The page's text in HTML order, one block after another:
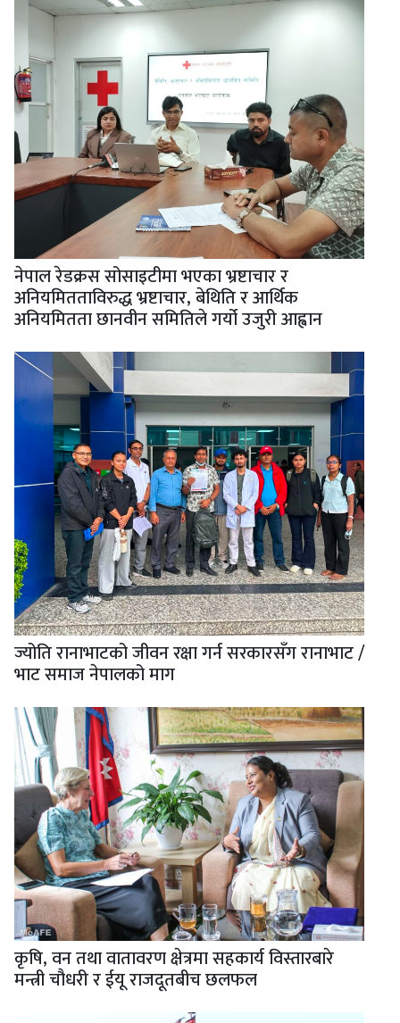
नेपाल रेडक्रस सोसाइटीमा भएका भ्रष्टाचार र
अनियमितताविरुद्ध भ्रष्टाचार, बेथिति र आर्थिक
अनियमितता छानवीन समितिले गर्यो उजुरी आह्वान
ज्योति रानाभाटको जीवन रक्षा गर्न सरकारसँग रानाभाट /
भाट समाज नेपालको माग
कृषि, वन तथा वातावरण क्षेत्रमा सहकार्य विस्तारबारे
मन्त्री चौधरी र ईयू राजदूतबीच छलफल